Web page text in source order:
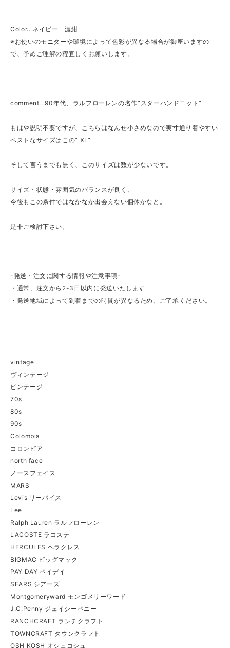
Color...ネイビー 濃紺
※お使いのモニターや環境によって色彩が異なる場合が御座いますの
で、予めご理解の程宜しくお願いします。
comment...90年代、ラルフローレンの名作“スターハンドニット“
もはや説明不要ですが、こちらはなんせ小さめなので実寸通り着やすい
ベストなサイズはこの“ XL“
そして言うまでも無く、このサイズは数が少ないです。
サイズ・状態・雰囲気のバランスが良く、
今後もこの条件ではなかなか出会えない個体かなと。
是非ご検討下さい。
-発送・注文に関する情報や注意事項-
・通常、注文から2-3日以内に発送いたします
・発送地域によって到着までの時間が異なるため、ご了承ください。
vintage
ヴィンテージ
ビンテージ
70s
80s
90s
Colombia
コロンビア
north face
ノースフェイス
MARS
Levis リーバイス
Lee
Ralph Lauren ラルフローレン
LACOSTE ラコステ
HERCULES ヘラクレス
BIGMAC ビッグマック
PAY DAY ペイデイ
SEARS シアーズ
Montgomeryward モンゴメリーワード
J.C.Penny ジェイシーペニー
RANCHCRAFT ランチクラフト
TOWNCRAFT タウンクラフト
OSH KOSH オシュコシュ